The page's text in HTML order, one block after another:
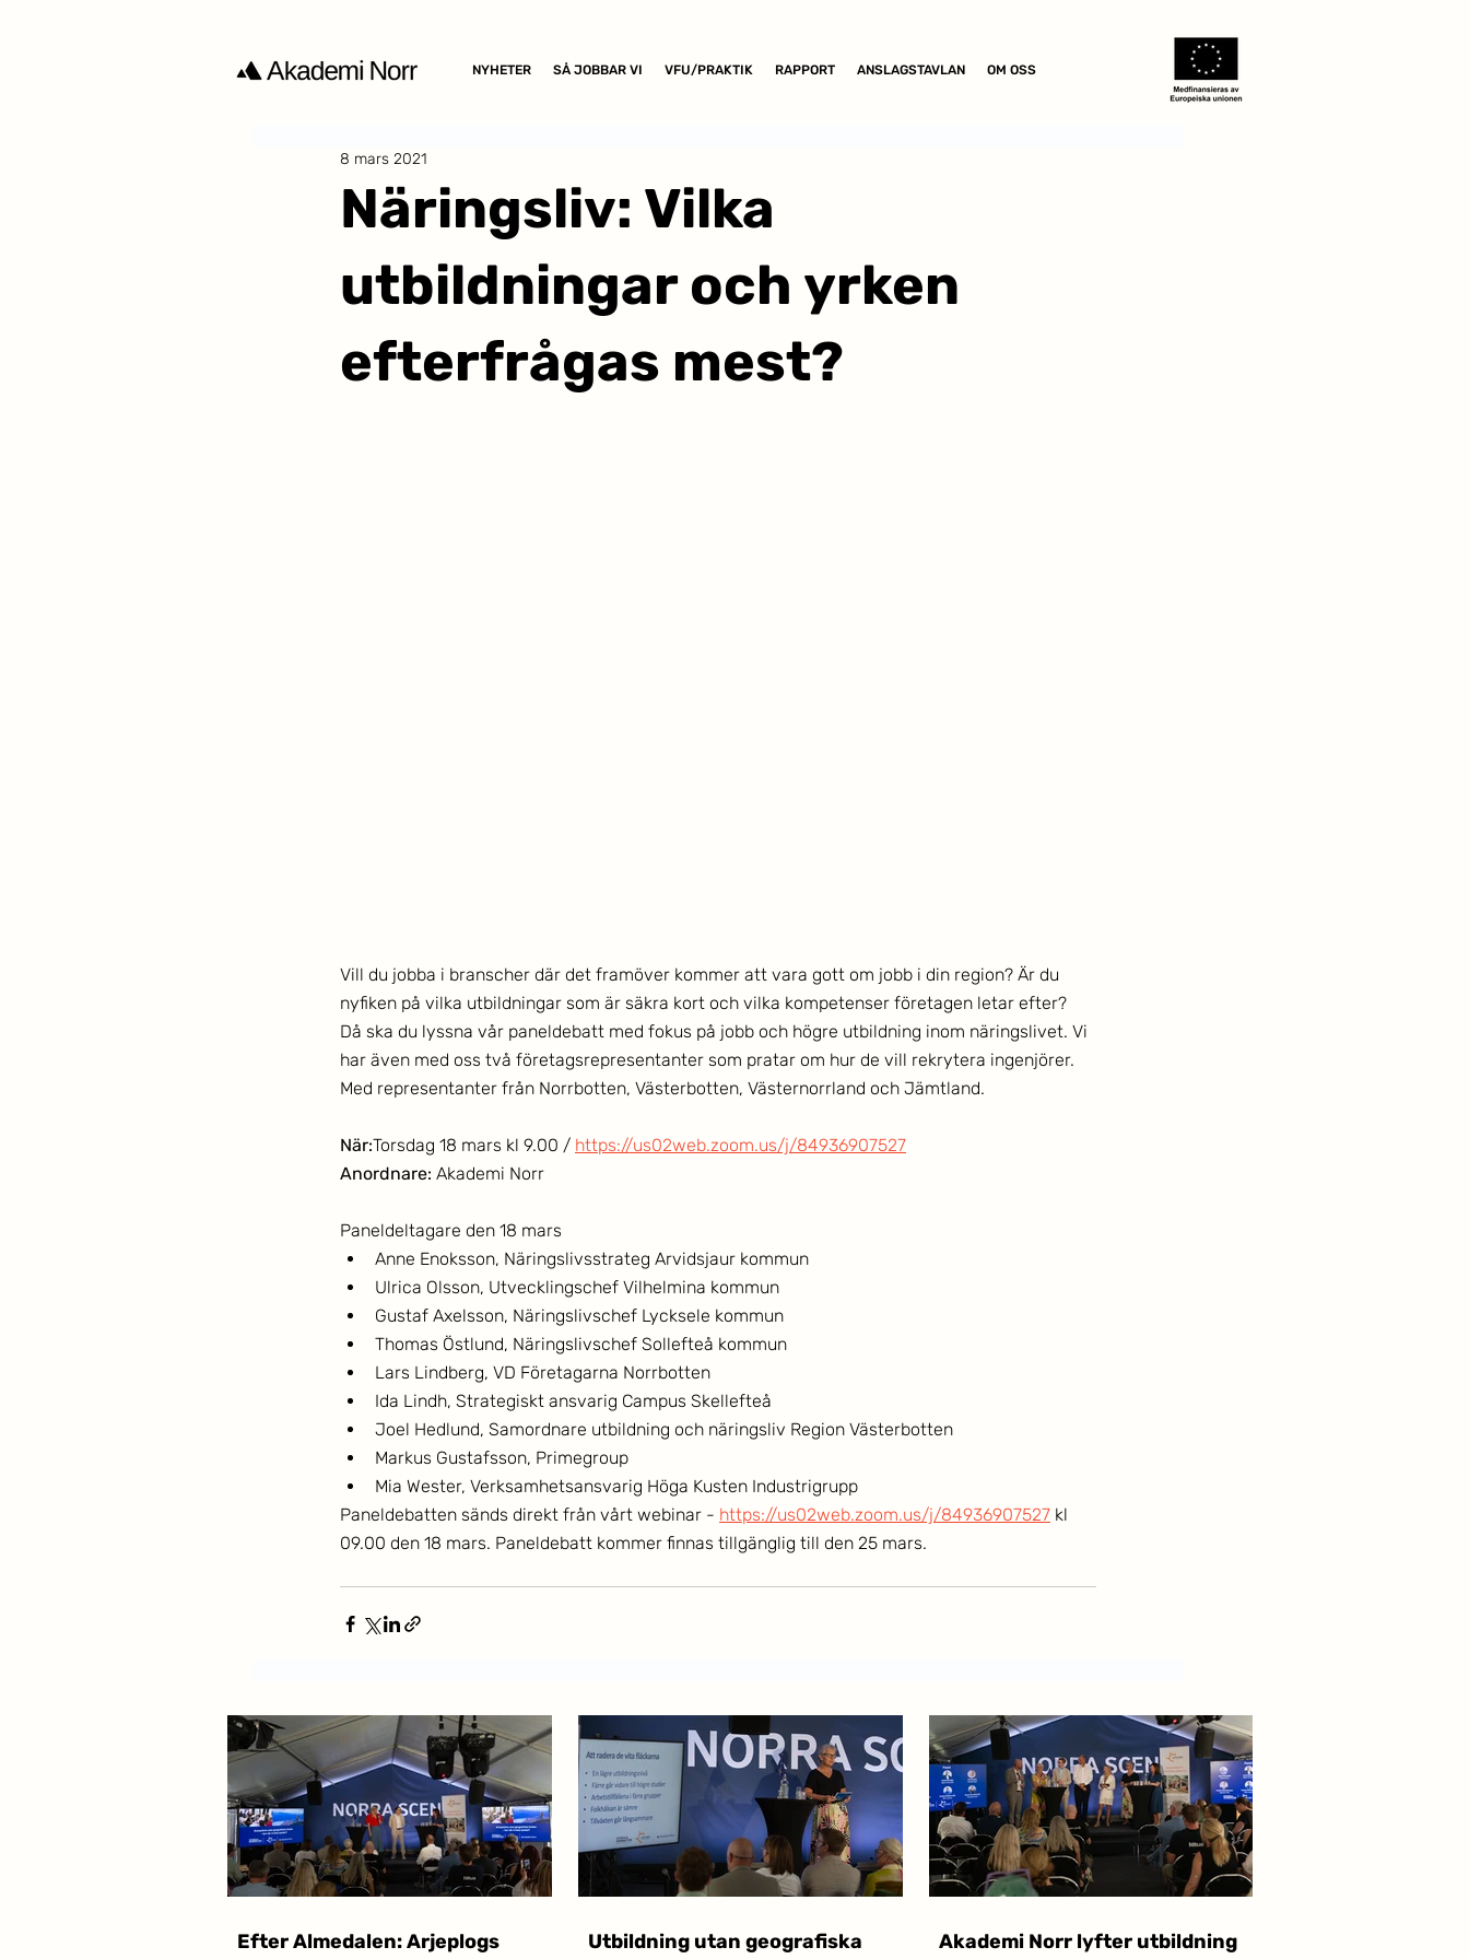
NYHETER SÅ JOBBAR VI VFU/PRAKTIK RAPPORT ANSLAGSTAVLAN OM OSS
Näringsliv: Vilka
utbildningar och yrken
efterfrågas mest?
8 mars 2021
Vill du jobba i branscher där det framöver kommer att vara gott om jobb i din region? Är du
nyfiken på vilka utbildningar som är säkra kort och vilka kompetenser företagen letar efter?
Då ska du lyssna vår paneldebatt med fokus på jobb och högre utbildning inom näringslivet. Vi
har även med oss två företagsrepresentanter som pratar om hur de vill rekrytera ingenjörer.
Med representanter från Norrbotten, Västerbotten, Västernorrland och Jämtland.
När:Torsdag 18 mars kl 9.00 / https://us02web.zoom.us/j/84936907527
Anordnare: Akademi Norr
Paneldeltagare den 18 mars
Anne Enoksson, Näringslivsstrateg Arvidsjaur kommun
Ulrica Olsson, Utvecklingschef Vilhelmina kommun
Gustaf Axelsson, Näringslivschef Lycksele kommun
Thomas Östlund, Näringslivschef Sollefteå kommun
Lars Lindberg, VD Företagarna Norrbotten
Ida Lindh, Strategiskt ansvarig Campus Skellefteå
Joel Hedlund, Samordnare utbildning och näringsliv Region Västerbotten
Markus Gustafsson, Primegroup
Mia Wester, Verksamhetsansvarig Höga Kusten Industrigrupp
Paneldebatten sänds direkt från vårt webinar - https://us02web.zoom.us/j/84936907527 kl
09.00 den 18 mars. Paneldebatt kommer finnas tillgänglig till den 25 mars.
Efter Almedalen: Arjeplogs
Utbildning utan geografiska
Akademi Norr lyfter utbildning